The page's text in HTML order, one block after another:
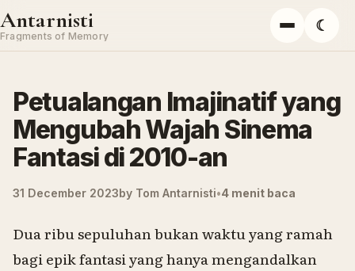
Skip to content
Antarnisti
Fragments of Memory Menu
☾
Petualangan Imajinatif yang
Mengubah Wajah Sinema
Fantasi di 2010-an
31 December 2023by Tom Antarnisti 4 menit baca
Dua ribu sepuluhan bukan waktu yang ramah
bagi epik fantasi yang hanya mengandalkan